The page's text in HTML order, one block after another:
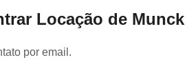
Locação de
por email.